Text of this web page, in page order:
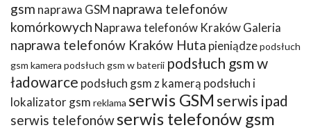
gsm naprawa GSM naprawa telefonów
komórkowych Naprawa telefonów Kraków Galeria
naprawa telefonów Kraków Huta pieniądzepodsłuch
gsm kamera podsłuch gsm w baterii podsłuch gsm w
ładowarce podsłuch gsm z kamerą podsłuch i
lokalizator gsm reklama serwis GSM serwis ipad
serwis telefonówserwis telefonów gsm